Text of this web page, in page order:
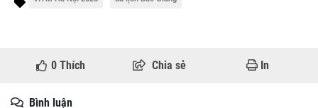
0Thích Chia sẻ In
Bình luận